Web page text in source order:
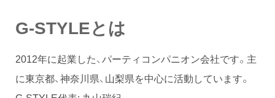
G-STYLEとは
2012年に起業した、パーティコンパニオン会社です。主
に東京都、神奈川県、山梨県を中心に活動しています。